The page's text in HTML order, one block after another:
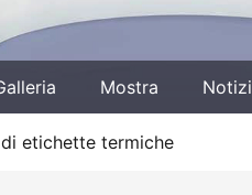
Mostra
etichette termiche